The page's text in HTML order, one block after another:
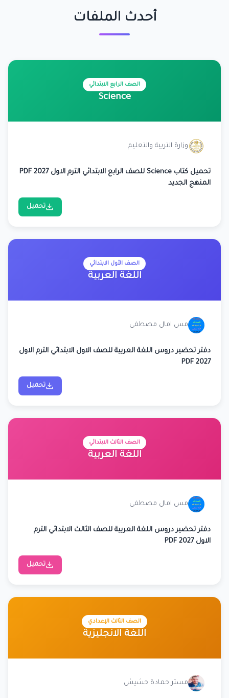
أحدث الملفات
الصف الرابع الابتدائي
Science
وزارة التربية والتعليم
تحميل كتاب Science للصف الرابع الابتدائي الترم الاول 2027 PDF
المنهج الجديد
تحميل
الصف الأول الابتدائي
اللغة العربية
مس امال مصطفى
دفتر تحضير دروس اللغة العربية للصف الاول الابتدائي الترم الاول
2027 PDF
تحميل
الصف الثالث الابتدائي
اللغة العربية
مس امال مصطفى
دفتر تحضير دروس اللغة العربية للصف الثالث الابتدائي الترم
الاول 2027 PDF
تحميل
الصف الثالث الإعدادي
اللغة الانجليزية
مستر حمادة حشيش